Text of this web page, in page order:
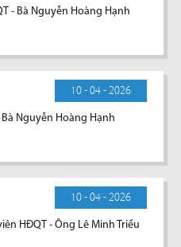
- Bà Nguyễn Hoàng Hạnh
10 - 04 - 2026
Nguyễn Hoàng Hạnh
10 - 04 - 2026
HĐQT - Ông Lê Minh Triều